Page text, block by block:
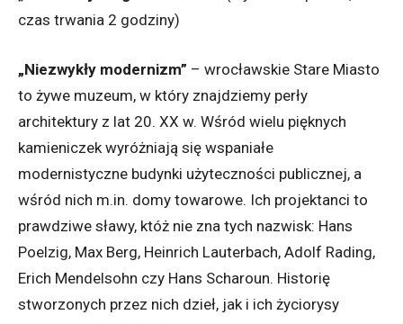
czas trwania 2 godziny)
„Niezwykły modernizm” – wrocławskie Stare Miasto
to żywe muzeum, w który znajdziemy perły
architektury z lat 20. XX w. Wśród wielu pięknych
kamieniczek wyróżniają się wspaniałe
modernistyczne budynki użyteczności publicznej, a
wśród nich m.in. domy towarowe. Ich projektanci to
prawdziwe sławy, któż nie zna tych nazwisk: Hans
Poelzig, Max Berg, Heinrich Lauterbach, Adolf Rading,
Erich Mendelsohn czy Hans Scharoun. Historię
stworzonych przez nich dzieł, jak i ich życiorysy